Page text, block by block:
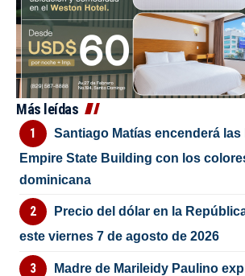
Más leídas
Santiago Matías encenderá las
Empire State Building con los
dominicana
Precio del dólar en la
este viernes 7 de agosto de 2026
Madre de Marileidy Paulino